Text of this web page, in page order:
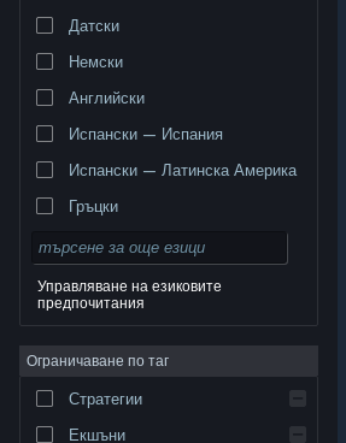
търговски марки принадлежат на съответните им
собственици в САЩ и други страни.
поверителност|Юридическа информация|
Достъпност|Условия за ползване на Steam
Възстановявания|Бисквитки
Датски
Немски
Английски
Испански — Испания
Испански — Латинска Америка
Гръцки
Управляване на езиковите
предпочитания
Ограничаване по таг
Стратегии
Екшъни